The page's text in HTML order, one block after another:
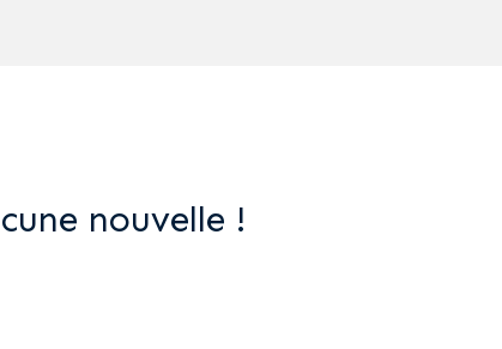
nouvelle !